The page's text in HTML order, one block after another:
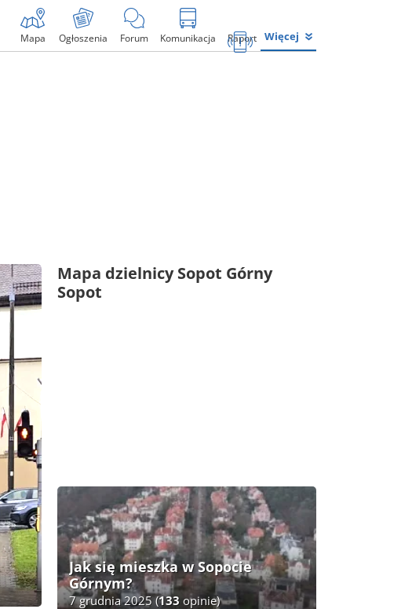
Mapa Ogłoszenia Forum Komunikacja Raport Więcej
Mapa dzielnicy Sopot Górny
Sopot
Jak się mieszka w Sopocie
Górnym?
7 grudnia 2025 (133 opinie)